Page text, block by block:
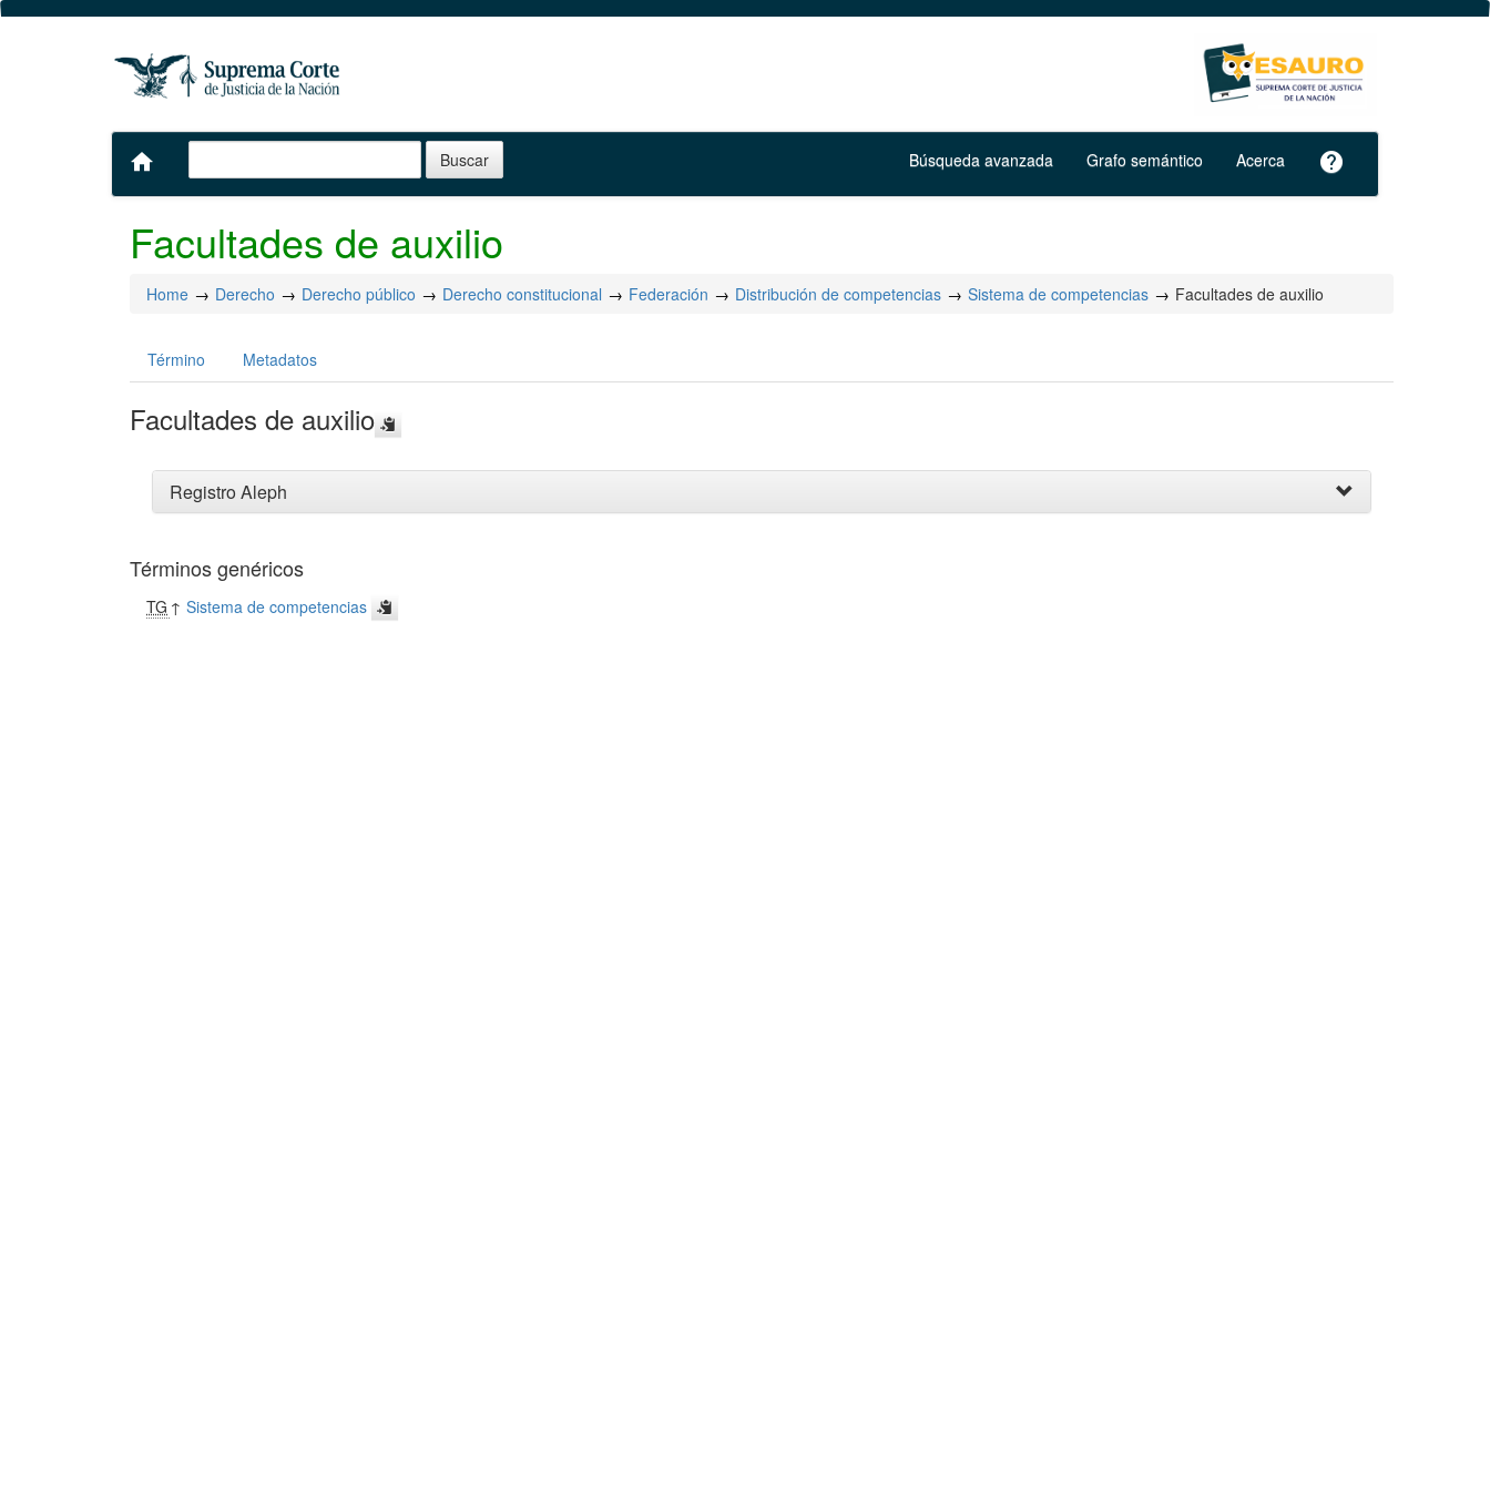
home Búsqueda avanzada Grafo semántico Acerca help
Facultades de auxilio
Home Derecho Derecho público Derecho constitucional Federación Distribución de competencias Sistema de competencias Facultades de auxilio
Término Metadatos
Facultades de auxilio
Registro Aleph
Términos genéricos
TG ↑Sistema de competencias